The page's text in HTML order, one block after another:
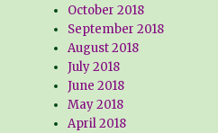
October 2018
September 2018
August 2018
July 2018
June 2018
May 2018
April 2018